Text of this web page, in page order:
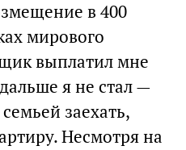
в 400
мирового
выплатил мне
я не стал —
заехать,
Несмотря на